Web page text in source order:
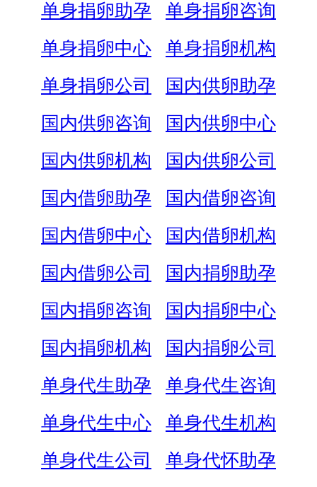
单身捐卵助孕
单身捐卵咨询
单身捐卵中心
单身捐卵机构
单身捐卵公司
国内供卵助孕
国内供卵咨询
国内供卵中心
国内供卵机构
国内供卵公司
国内借卵助孕
国内借卵咨询
国内借卵中心
国内借卵机构
国内借卵公司
国内捐卵助孕
国内捐卵咨询
国内捐卵中心
国内捐卵机构
国内捐卵公司
单身代生助孕
单身代生咨询
单身代生中心
单身代生机构
单身代生公司
单身代怀助孕